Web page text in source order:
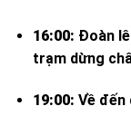
16:00: Đoàn
trạm dừng
19:00: Về đến